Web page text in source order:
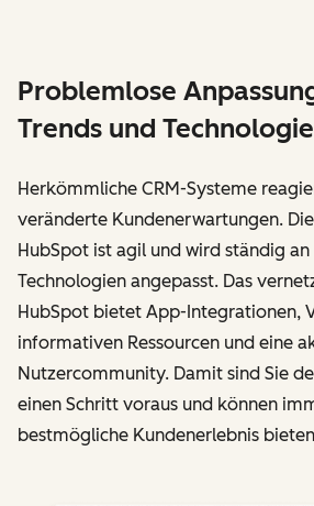
Problemlose
Trends und
Herkömmliche CRM-Systeme
veränderte Kundenerwartungen.
HubSpot ist agil und wird ständig an
Technologien angepasst. Das
HubSpot bietet App-Integrationen,
informativen Ressourcen und eine
Nutzercommunity. Damit sind Sie
einen Schritt voraus und können
bestmögliche Kundenerlebnis